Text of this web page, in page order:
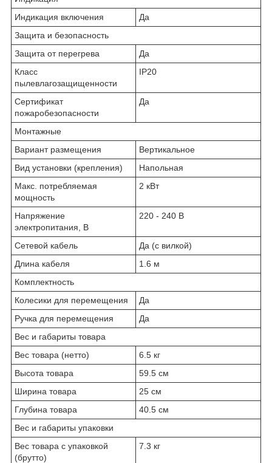
Индикация включения
Да
Защита и безопасность
Защита от перегрева
Да
Класс
пылевлагозащищенности
IP20
Сертификат
пожаробезопасности
Да
Монтажные
Вариант размещения
Вертикальное
Вид установки (крепления)
Напольная
Макс. потребляемая
мощность
2 кВт
Напряжение
электропитания, В
220 - 240 В
Сетевой кабель
Да (с вилкой)
Длина кабеля
1.6 м
Комплектность
Колесики для перемещения
Да
Ручка для перемещения
Да
Вес и габариты товара
Вес товара (нетто)
6.5 кг
Высота товара
59.5 см
Ширина товара
25 см
Глубина товара
40.5 см
Вес и габариты упаковки
Вес товара с упаковкой
(брутто)
7.3 кг